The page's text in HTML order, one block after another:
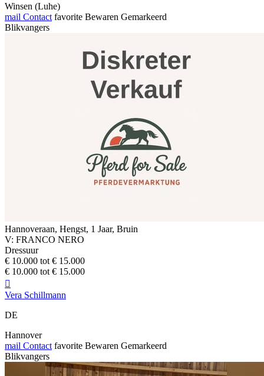
Winsen (Luhe)
mail Contact favorite Bewaren Gemarkeerd
Blikvangers
Hannoveraan, Hengst, 1 Jaar, Bruin
V: FRANCO NERO
Dressuur
€ 10.000 tot € 15.000
€ 10.000 tot € 15.000

Vera Schillmann
DE
Hannover
mail Contact favorite Bewaren Gemarkeerd
Blikvangers